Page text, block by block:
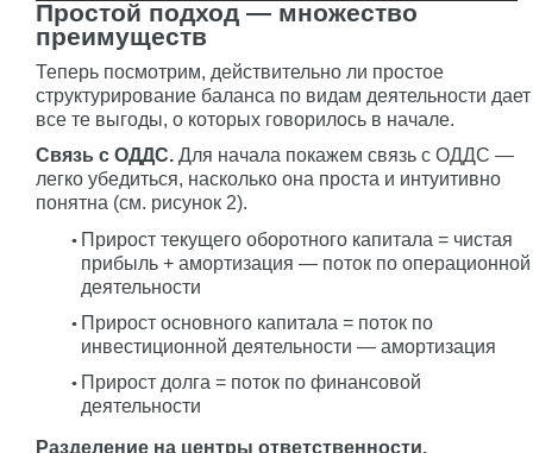
Простой подход — множество
преимуществ
Теперь посмотрим, действительно ли простое
структурирование баланса по видам деятельности дает
все те выгоды, о которых говорилось в начале.
Связь с ОДДС. Для начала покажем связь с ОДДС —
легко убедиться, насколько она проста и интуитивно
понятна (см. рисунок 2).
Прирост текущего оборотного капитала = чистая
прибыль + амортизация — поток по операционной
деятельности
Прирост основного капитала = поток по
инвестиционной деятельности — амортизация
Прирост долга = поток по финансовой
деятельности
Разделение на центры ответственности.